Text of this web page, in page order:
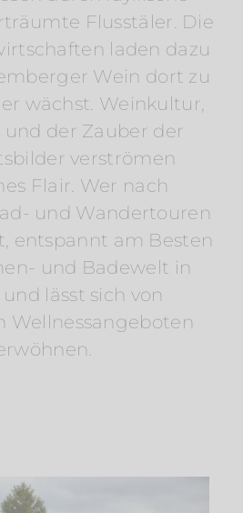
Flusstäler. Die
laden dazu
Wein dort zu
wächst. Weinkultur,
und der Zauber der
verströmen
Flair. Wer nach
und Wandertouren
entspannt am Besten
und Badewelt in
lässt sich von
Wellnessangeboten